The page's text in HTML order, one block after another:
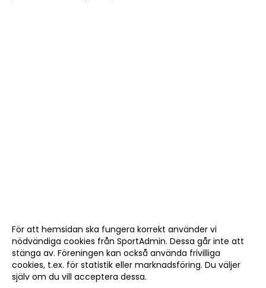
För att hemsidan ska fungera korrekt använder vi
nödvändiga cookies från SportAdmin. Dessa går inte att
stänga av. Föreningen kan också använda frivilliga
cookies, t.ex. för statistik eller marknadsföring. Du väljer
själv om du vill acceptera dessa.